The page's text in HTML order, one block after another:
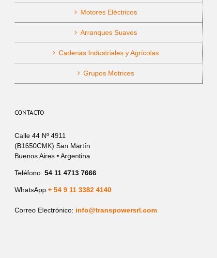
Motores Eléctricos
Arranques Suaves
Cadenas Industriales y Agrícolas
Grupos Motrices
CONTACTO
Calle 44 Nº 4911
(B1650CMK) San Martín
Buenos Aires • Argentina
Teléfono: 54 11 4713 7666
WhatsApp:+ 54 9 11 3382 4140
Correo Electrónico: info@transpowersrl.com